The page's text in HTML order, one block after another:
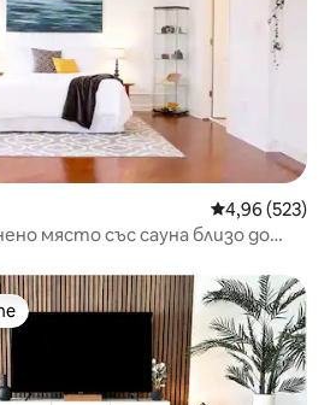
Средна
4,96 (523)
място със сауна близо до
на гостите